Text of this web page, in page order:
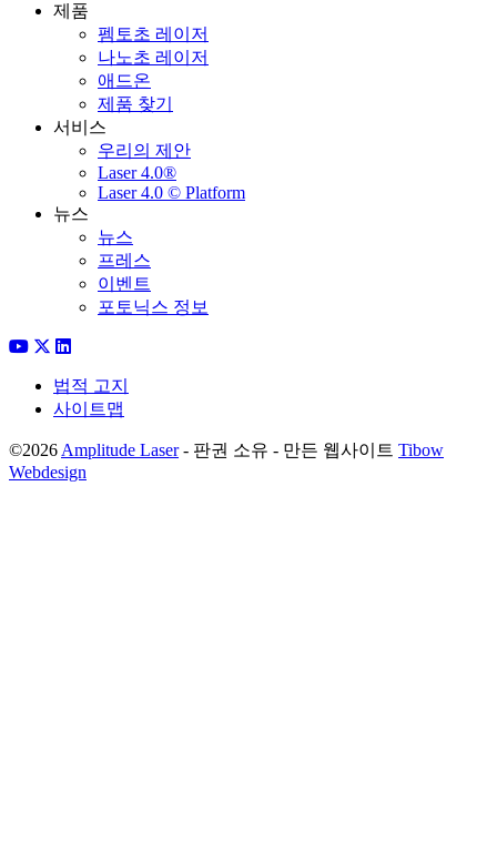
제품
펨토초 레이저
나노초 레이저
애드온
제품 찾기
서비스
우리의 제안
Laser 4.0®
Laser 4.0 © Platform
뉴스
뉴스
프레스
이벤트
포토닉스 정보
법적 고지
사이트맵
©2026Amplitude Laser- 판권 소유 - 만든 웹사이트 Tibow
Webdesign